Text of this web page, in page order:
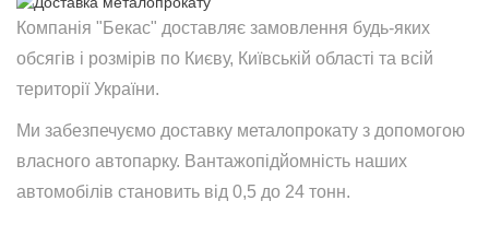
Компанія "Бекас" доставляє замовлення будь-яких
обсягів і розмірів по Києву, Київській області та всій
території України.
Ми забезпечуємо доставку металопрокату з допомогою
власного автопарку. Вантажопідйомність наших
автомобілів становить від 0,5 до 24 тонн.